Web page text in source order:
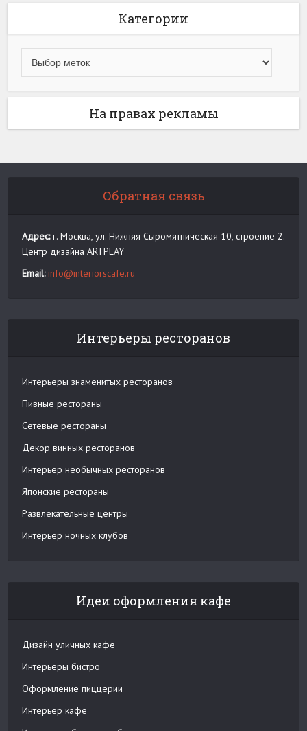
Категории
На правах рекламы
Обратная связь
Адрес:г. Москва, ул. Нижняя Сыромятническая 10, строение 2.
Центр дизайна ARTPLAY
Email: info@interiorscafe.ru
Интерьеры ресторанов
Интерьеры знаменитых ресторанов
Пивные рестораны
Сетевые рестораны
Декор винных ресторанов
Интерьер необычных ресторанов
Японские рестораны
Развлекательные центры
Интерьер ночных клубов
Идеи оформления кафе
Дизайн уличных кафе
Интерьеры бистро
Оформление пиццерии
Интерьер кафе